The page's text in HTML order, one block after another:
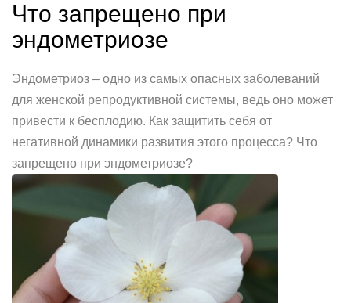
Что запрещено при
эндометриозе
Эндометриоз – одно из самых опасных заболеваний
для женской репродуктивной системы, ведь оно может
привести к бесплодию. Как защитить себя от
негативной динамики развития этого процесса? Что
запрещено при эндометриозе?